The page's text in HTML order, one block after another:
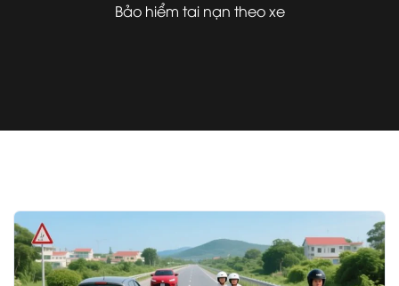
Bảo hiểm tai nạn theo xe